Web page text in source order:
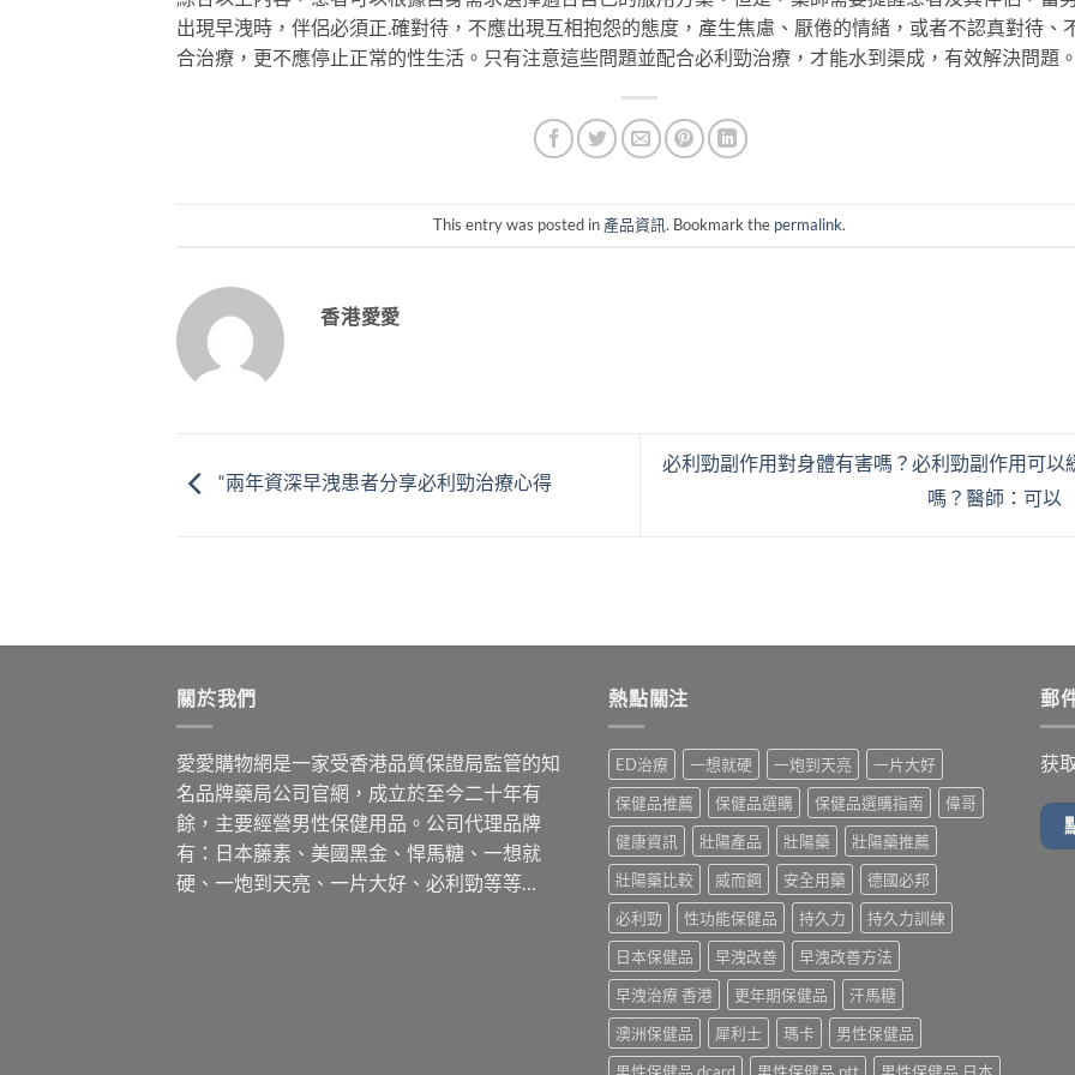
出現早洩時，伴侶必須正 確對待，不應出現互相抱怨的態度，產生焦慮、厭倦的情緒，或者不認真對待、
合治療，更不應停止正常的性生活。只有注意這些問題並配合必利勁治療，才能水到渠成，有效解決問題。
This entry was posted in 產品資訊. Bookmark the permalink.
香港愛愛
“兩年資深早洩患者分享必利勁治療心得
必利勁副作用對身體有害嗎？必利勁副作用可以
嗎？醫師：可以
關於我們
愛愛購物網是一家受香港品質保證局監管的知
名品牌藥局公司官網，成立於至今二十年有
餘，主要經營男性保健用品。公司代理品牌
有：日本藤素、美國黑金、悍馬糖、一想就
硬、一炮到天亮、一片大好、必利勁等等…
熱點關注
ED治療 一想就硬 一炮到天亮
一片大好
保健品推薦
保健品選購 保健品選購指南
偉哥
健康資訊
壯陽產品 壯陽藥
壯陽藥推薦
壯陽藥比較
威而鋼 安全用藥
德國必邦
必利勁
性功能保健品 持久力
持久力訓練
日本保健品
早洩改善
早洩改善方法
早洩治療 香港
更年期保健品
汗馬糖
澳洲保健品
犀利士 瑪卡
男性保健品
郵
获